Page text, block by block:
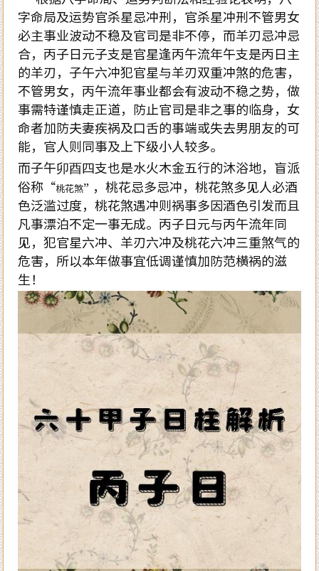
字命局及运势官杀星忌冲刑，官杀星冲刑不管男女
必主事业波动不稳及官司是非不停，而羊刃忌冲忌
合，丙子日元子支是官星逢丙午流年午支是丙日主
的羊刃，子午六冲犯官星与羊刃双重冲煞的危害，
不管男女，丙午流年事业都会有波动不稳之势，做
事需特谨慎走正道，防止官司是非之事的临身，女
命者加防夫妻疾祸及口舌的事端或失去男朋友的可
能，官人则同事及上下级小人较多。
而子午卯酉四支也是水火木金五行的沐浴地，盲派
俗称“桃花煞” ，桃花忌多忌冲，桃花煞多见人必酒
色泛滥过度，桃花煞遇冲则祸事多因酒色引发而且
凡事漂泊不定一事无成。丙子日元与丙午流年同
见，犯官星六冲、羊刃六冲及桃花六冲三重煞气的
危害，所以本年做事宜低调谨慎加防范横祸的滋
生！